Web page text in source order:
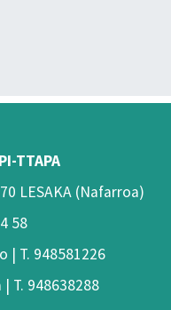
TTAPA
LESAKA (Nafarroa)
58
| T. 948581226
T. 948638288